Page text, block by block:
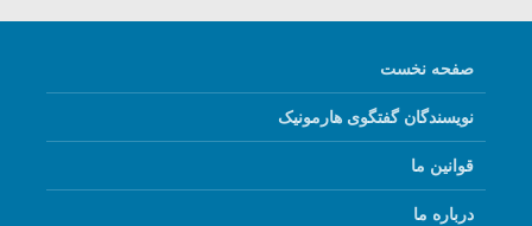
صفحه نخست
نویسندگان گفتگوی هارمونیک
قوانین ما
درباره ما